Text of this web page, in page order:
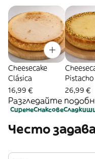
Cheesecake
Clásica
16,99 €
Pistacho
26,99 €
Разгледайте
СиренеСнаксове
Често